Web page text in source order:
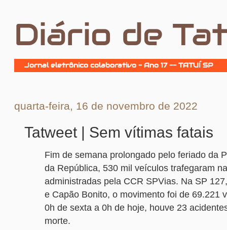
Diário de
Jornal eletrônico colaborativo - Ano 17 -- TATUÍ SP
quarta-feira, 16 de novembro de 2022
Tatweet | Sem vítimas fatais
Fim de semana prolongado pelo feriado da
da República, 530 mil veículos trafegaram
administradas pela CCR SPVias. Na SP
e Capão Bonito, o movimento foi de 69.221
0h de sexta a 0h de hoje, houve 23
morte.